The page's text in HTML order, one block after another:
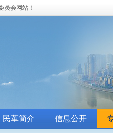
员会网站！
民革简介 信息公开